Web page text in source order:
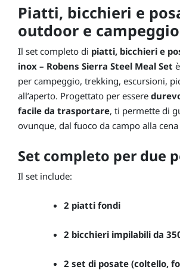
Set
quantità
Piatti, bicchieri e
outdoor e campeggio
Il set completo di piatti, bicchieri e
inox – Robens Sierra Steel Meal Set
per campeggio, trekking, escursioni,
all’aperto. Progettato per essere
facile da trasportare, ti permette di
ovunque, dal fuoco da campo alla cena
Set completo per due
Il set include:
2 piatti fondi
2 bicchieri impilabili da
2 set di posate (coltello,